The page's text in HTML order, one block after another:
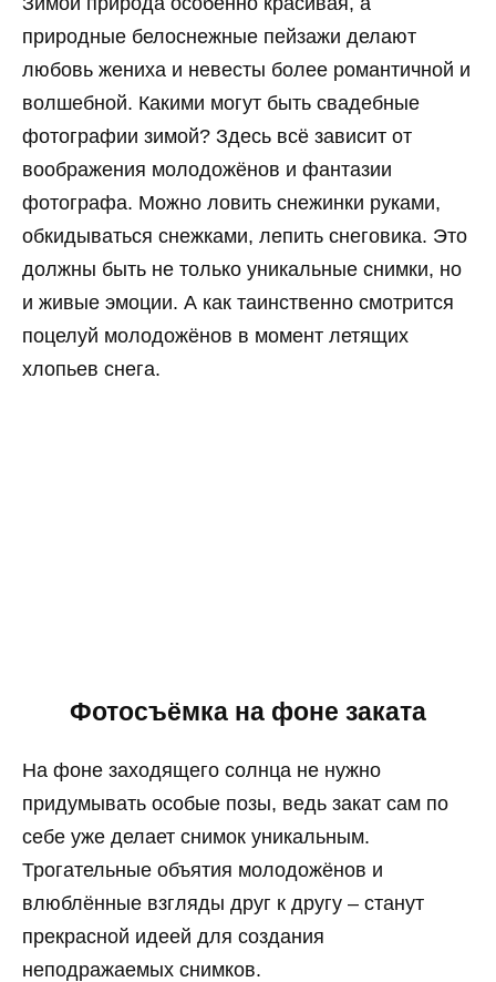
природные белоснежные пейзажи делают
любовь жениха и невесты более романтичной и
волшебной. Какими могут быть свадебные
фотографии зимой? Здесь всё зависит от
воображения молодожёнов и фантазии
фотографа. Можно ловить снежинки руками,
обкидываться снежками, лепить снеговика. Это
должны быть не только уникальные снимки, но
и живые эмоции. А как таинственно смотрится
поцелуй молодожёнов в момент летящих
хлопьев снега.
Фотосъёмка на фоне заката
На фоне заходящего солнца не нужно
придумывать особые позы, ведь закат сам по
себе уже делает снимок уникальным.
Трогательные объятия молодожёнов и
влюблённые взгляды друг к другу – станут
прекрасной идеей для создания
неподражаемых снимков.